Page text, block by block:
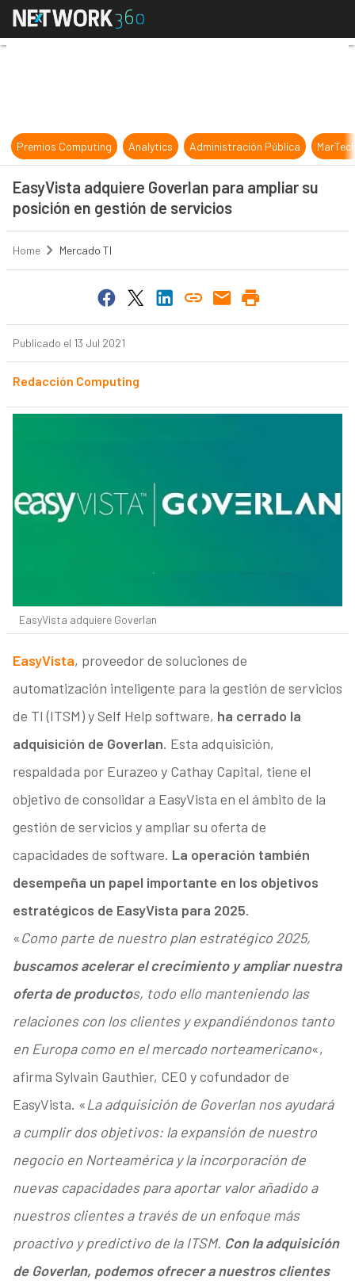
EasyVista adquiere Goverlan para
Premios Computing Analytics Administración Pública
EasyVista adquiere Goverlan para ampliar su
posición en gestión de servicios
Home Mercado TI
Publicado el 13 Jul 2021
Redacción Computing
EasyVista adquiere Goverlan
EasyVista, proveedor de soluciones de
automatización inteligente para la gestión de servicios
de TI (ITSM) y Self Help software, ha cerrado la
adquisición de Goverlan. Esta adquisición,
respaldada por Eurazeo y Cathay Capital, tiene el
objetivo de consolidar a EasyVista en el ámbito de la
gestión de servicios y ampliar su oferta de
capacidades de software. La operación también
desempeña un papel importante en los objetivos
estratégicos de EasyVista para 2025.
«Como parte de nuestro plan estratégico 2025,
buscamos acelerar el crecimiento y ampliar nuestra
oferta de productos, todo ello manteniendo las
relaciones con los clientes y expandiéndonos tanto
en Europa como en el mercado norteamericano«,
afirma Sylvain Gauthier, CEO y cofundador de
EasyVista. «La adquisición de Goverlan nos ayudará
a cumplir dos objetivos: la expansión de nuestro
negocio en Norteamérica y la incorporación de
nuevas capacidades para aportar valor añadido a
nuestros clientes a través de un enfoque más
proactivo y predictivo de la ITSM. Con la adquisición
de Goverlan, podemos ofrecer a nuestros clientes